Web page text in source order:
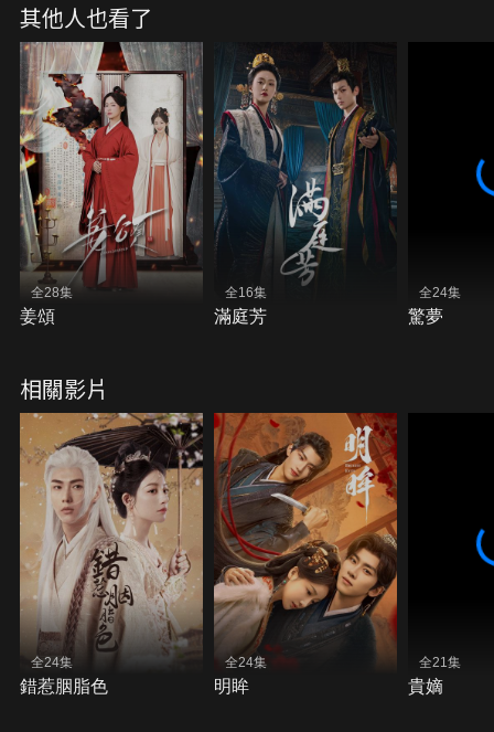
其他人也看了
全28集
姜頌
全16集
滿庭芳
全24集
驚夢
相關影片
全24集
錯惹胭脂色
全24集
明眸
全21集
貴嫡